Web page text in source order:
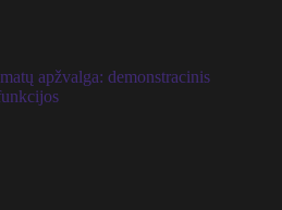
apžvalga: demonstracinis